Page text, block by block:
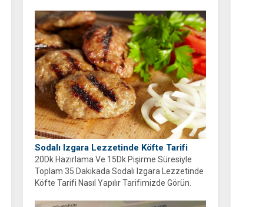
açıkladı.
Sodalı Izgara Lezzetinde Köfte Tarifi
20Dk Hazırlama Ve 15Dk Pişirme Süresiyle
Toplam 35 Dakikada Sodalı Izgara Lezzetinde
Köfte Tarifi Nasıl Yapılır Tarifimizde Görün.